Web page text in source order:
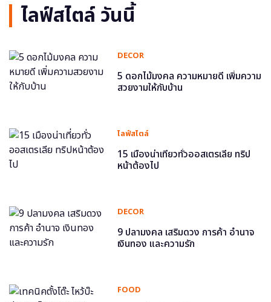
ไลฟ์สไตล์ วันนี้
DECOR
5 ดอกไม้มงคล ความหมายดี เพิ่มความ
สวยงามให้กับบ้าน
ไลฟ์สไตล์
15 เมืองน่าเที่ยวทั่วออสเตรเลีย ทริป
หน้าต้องไป
DECOR
9 ปลามงคล เสริมดวง การค้า อำนาจ
เงินทอง และความรัก
FOOD